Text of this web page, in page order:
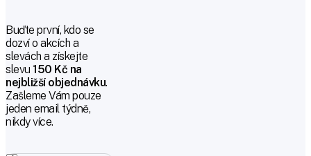
Buďte první, kdo se
dozví o akcích a
slevách a získejte
slevu150 Kč na
nejbližší objednávku.
Zašleme Vám pouze
jeden email týdně,
nikdy více.